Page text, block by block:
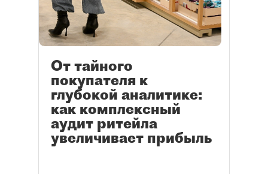
От тайного
покупателя к
глубокой аналитике:
как комплексный
аудит ритейла
увеличивает прибыль